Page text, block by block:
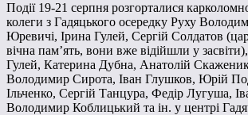
Події 19-21 серпня розгорталися
колеги з Гадяцького осередку Руху
Юревичі, Ірина Гулей, Сергій Солдатов
вічна пам’ять, вони вже відійшли у
Гулей, Катерина Дубна, Анатолій
Володимир Сирота, Іван Глушков, Юрій
Ільченко, Сергій Танцура, Федір Лугуша,
Володимир Коблицький та ін. у центрі